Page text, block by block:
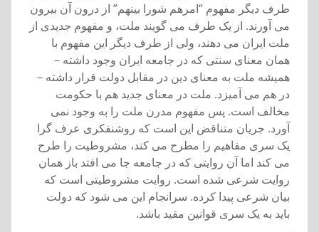
طرف ديگر مفهوم “امرهم شورا بينهم” از درون آن بيرون
می آورند. از يک طرف می گويند ملت، و مفهوم جديدی از
ملت ايران می دهند، ولی از طرف ديگر اين مفهوم با
همان معنای سنتی که در جامعه ايران وجود داشته –
هميشه ملت به معنای دين در مقابل دولت قرار داشته –
در هم می آميزد. ملت در معنای جديد هم با حکومت
مخالف است. پس مفهوم مدرن ملت را به وجود نمی
آورد. جريان متناقض اين است که روشنفکری عرف گرا
يک سری مفاهيم را مطرح می کند، مشروطيت را طرح
می کند اما آن روايتی که در جامعه جا می افتد باز همان
روايت شرعی شده است. روايت مشروطيتی است که
بيان شرعی پيدا کرده. سرانجام اين می شود که دولت
بايد به يک سری قوانين مقيد باشد.